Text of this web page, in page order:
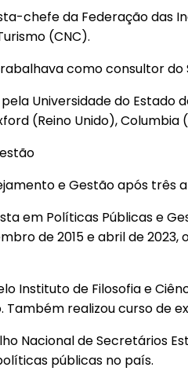
chefe da Federação das
(CNC).
como consultor
Universidade do
(Reino Unido),
e Gestão após
em Políticas Públicas e
de 2015 e abril de
Instituto de Filosofia e
realizou curso de
Nacional de Secretários
públicas no país.